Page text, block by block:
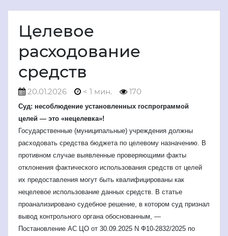
Целевое
расходование
средств
20.01.2026 < 1 мин. 170
Суд: несоблюдение установленных госпрограммой
целей — это «нецелевка»!
Государственные (муниципальные) учреждения должны
расходовать средства бюджета по целевому назначению. В
противном случае выявленные проверяющими факты
отклонения фактического использования средств от целей
их предоставления могут быть квалифицированы как
нецелевое использование данных средств. В статье
проанализировано судебное решение, в котором суд признал
вывод контрольного органа обоснованным, —
Постановление АС ЦО от 30.09.2025 N Ф10-2832/2025 по